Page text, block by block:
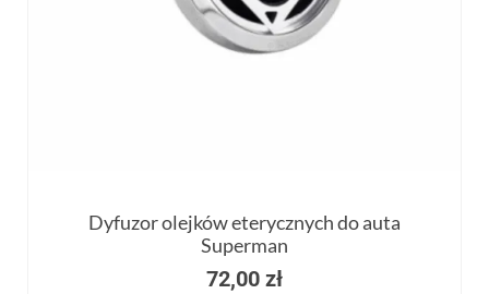
Dyfuzor olejków eterycznych do auta
Superman
72,00 zł